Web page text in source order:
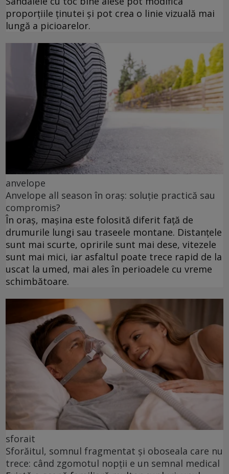
proporțiile ținutei și pot crea o linie vizuală mai
lungă a picioarelor.
anvelope
Anvelope all season în oraș: soluție practică sau
compromis?
În oraș, mașina este folosită diferit față de
drumurile lungi sau traseele montane. Distanțele
sunt mai scurte, opririle sunt mai dese, vitezele
sunt mai mici, iar asfaltul poate trece rapid de la
uscat la umed, mai ales în perioadele cu vreme
schimbătoare.
sforait
Sforăitul, somnul fragmentat și oboseala care nu
trece: când zgomotul nopții e un semnal medical